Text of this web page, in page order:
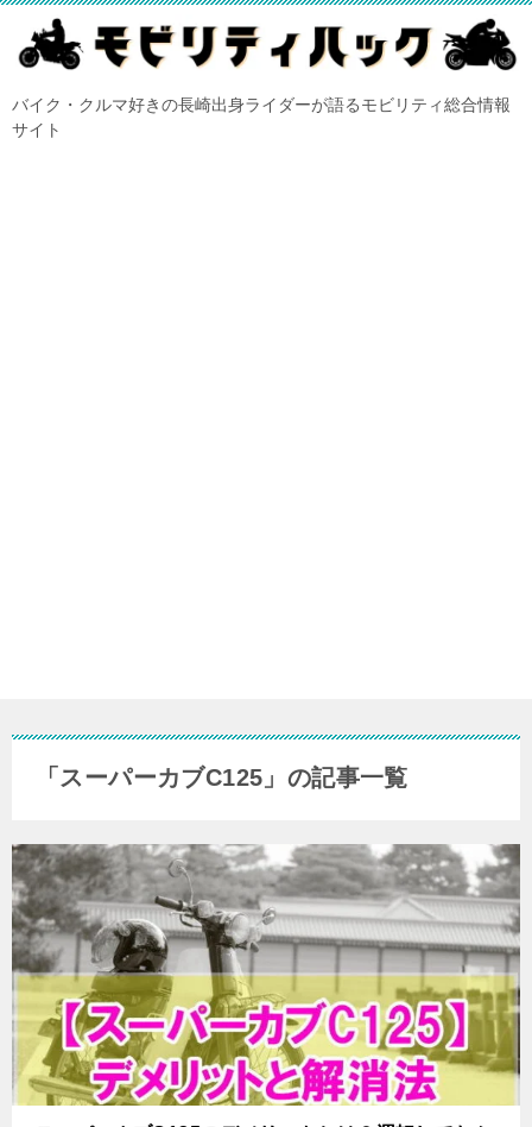
バイク・クルマ好きの長崎出身ライダーが語るモビリティ総合情報
サイト
「スーパーカブC125」の記事一覧